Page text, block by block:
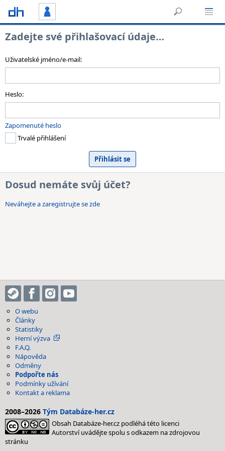
Zadejte své přihlašovací údaje…
Uživatelské jméno/e-mail:
Heslo:
Zapomenuté heslo
Trvalé přihlášení
Dosud nemáte svůj účet?
Neváhejte a zaregistrujte se zde
O webu
Články
Statistiky
Herní výzva
F.A.Q.
Nápověda
Odměny
Podpořte nás
Podmínky užívání
Kontakt a reklama
2008–2026 Tým Databáze-her.cz
Obsah Databáze-her.cz podléhá této licenci
Autorství uvádějte spolu s odkazem na zdrojovou
stránku